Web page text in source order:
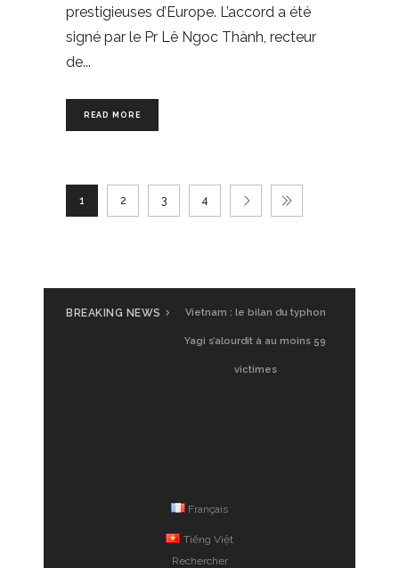
prestigieuses d’Europe. L’accord a été
signé par le Pr Lê Ngoc Thành, recteur
de
READ MORE
1 2 3 4
BREAKING NEWS UGVF à Saigon : Glamping
Vietnam, premier test
Français
Tiếng Việt
Rechercher